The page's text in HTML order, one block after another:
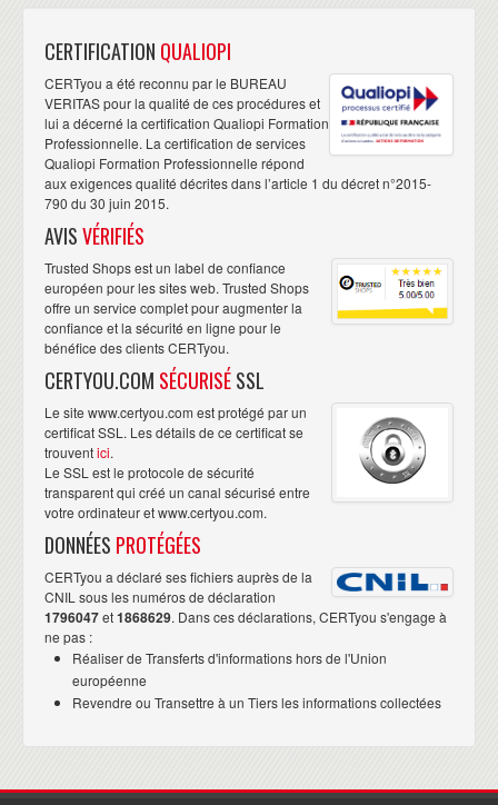
CERTIFICATION QUALIOPI
CERTyou a été reconnu par le BUREAU
VERITAS pour la qualité de ces procédures et
lui a décerné la certification Qualiopi Formation
Professionnelle. La certification de services
Qualiopi Formation Professionnelle répond
aux exigences qualité décrites dans l’article 1 du décret n°2015-
790 du 30 juin 2015.
AVISVÉRIFIÉS
Trusted Shops est un label de confiance
européen pour les sites web. Trusted Shops
offre un service complet pour augmenter la
confiance et la sécurité en ligne pour le
bénéfice des clients CERTyou.
CERTYOU.COM SÉCURISÉSSL
Le site www.certyou.com est protégé par un
certificat SSL. Les détails de ce certificat se
trouventici.
Le SSL est le protocole de sécurité
transparent qui créé un canal sécurisé entre
votre ordinateur et www.certyou.com.
DONNÉES PROTÉGÉES
CERTyou a déclaré ses fichiers auprès de la
CNIL sous les numéros de déclaration
1796047et1868629. Dans ces déclarations, CERTyou s'engage à
ne pas :
Réaliser de Transferts d'informations hors de l'Union
européenne
Revendre ou Transettre à un Tiers les informations collectées